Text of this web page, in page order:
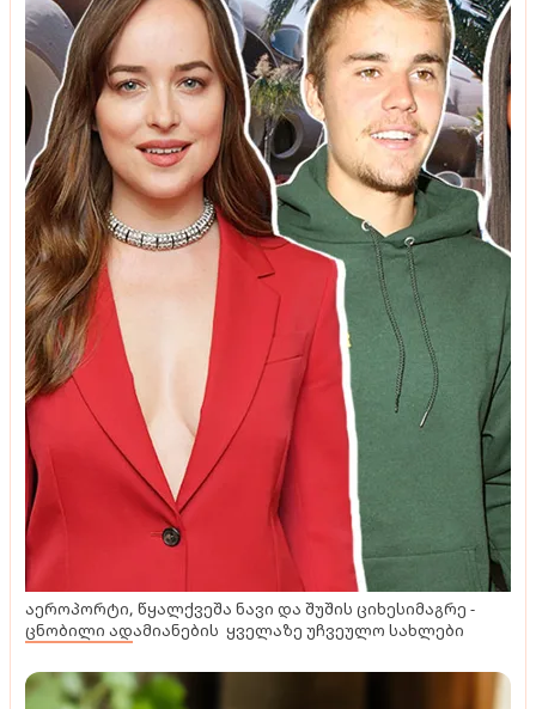
აეროპორტი, წყალქვეშა ნავი და შუშის ციხესიმაგრე -
ცნობილი ადამიანების ყველაზე უჩვეულო სახლები